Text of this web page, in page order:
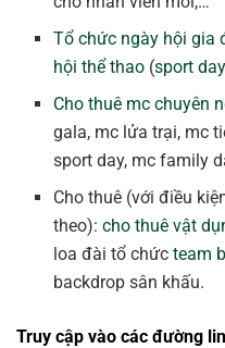
Tổ chức ngày hội gia
hội thể thao (sport
Cho thuê mc chuyên
gala, mc lửa trại, mc
sport day, mc family
Cho thuê (với điều
theo):cho thuê vật
loa đài tổ chứcteam
backdrop sân khấu.
Truy cập vào các đường